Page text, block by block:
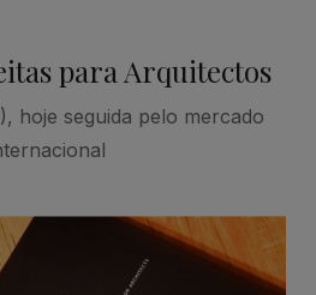
para Arquitectos
hoje seguida pelo mercado